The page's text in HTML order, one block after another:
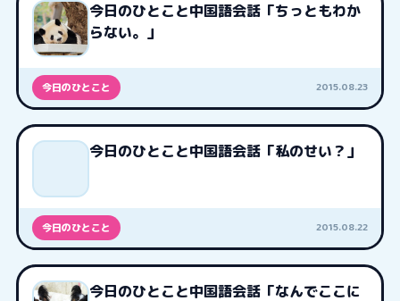
今日のひとこと中国語会話「ちっともわか
らない。」
今日のひとこと 2015.08.23
今日のひとこと中国語会話「私のせい？」
今日のひとこと 2015.08.22
今日のひとこと中国語会話「なんでここに